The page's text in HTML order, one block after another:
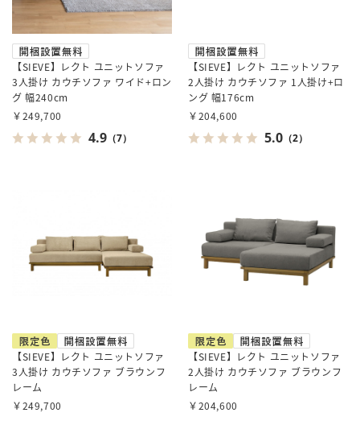
【SIEVE】レクト ユニットソファ
3人掛け カウチソファ ワイド+ロン
グ 幅240cm
￥249,700
4.9 （7）
【SIEVE】レクト ユニットソファ
2人掛け カウチソファ 1人掛け+ロ
ング 幅176cm
￥204,600
5.0 （2）
【SIEVE】レクト ユニットソファ
3人掛け カウチソファ ブラウンフ
レーム
￥249,700
【SIEVE】レクト ユニットソファ
2人掛け カウチソファ ブラウンフ
レーム
￥204,600